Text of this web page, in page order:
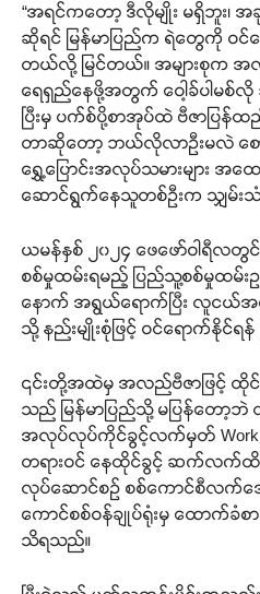
“အရင်ကတော့ ဒီလိုမျိုး မရှိဘူး
ဆိုရင် မြန်မာပြည်က ရဲတွေကို ဝင်
တယ်လို့ မြင်တယ်။ အများစုက အ
ရေရှည်နေဖို့အတွက် ဝေါ့ခ်ပါမစ်
ပြီးမှ ပက်စ်ပို့စာအုပ်ထဲ ဗီဇာပြန်
တာဆိုတော့ ဘယ်လိုလာဦးမလဲ စေ
ရွှေ့ပြောင်းအလုပ်သမားများ အ
ဆောင်ရွက်နေသူတစ်ဦးက သျှမ်း
ယမန်နှစ် ၂၀၂၄ ဖေဖော်ဝါရီလတွ
စစ်မှုထမ်းရမည့် ပြည်သူ့စစ်မှုထမ်းဥ
နောက် အရွယ်ရောက်ပြီး လူငယ်အမျ
သို့ နည်းမျိုးစုံဖြင့် ဝင်ရောက်နိုင်ရ
၎င်းတို့အထဲမှ အလည်ဗီဇာဖြင့် ထိုင်
သည် မြန်မာပြည်သို့ မပြန်တော့ဘဲ
အလုပ်လုပ်ကိုင်ခွင့်လက်မှတ် Work
တရားဝင် နေထိုင်ခွင့် ဆက်လက်ထိ
လုပ်ဆောင်စဉ် စစ်ကောင်စီလက်
ကောင်စစ်ဝန်ချုပ်ရုံးမှ ထောက်ခံစာ
သိရသည်။